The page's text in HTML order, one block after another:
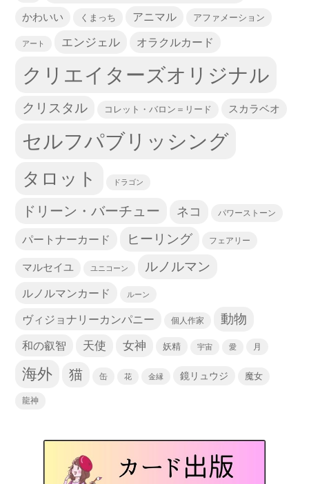
かわいい くまっち アニマル アファメーション
アート エンジェル オラクルカード
クリエイターズオリジナル
クリスタル コレット・バロン＝リード スカラベオ
セルフパブリッシング
タロット ドラゴン
ドリーン・バーチュー ネコ パワーストーン
パートナーカード ヒーリング フェアリー
マルセイユ ユニコーン ルノルマン
ルノルマンカード ルーン
ヴィジョナリーカンパニー 個人作家 動物
和の叡智 天使 女神 妖精 宇宙 愛 月
海外 猫 缶 花 金縁 鏡リュウジ 魔女
龍神